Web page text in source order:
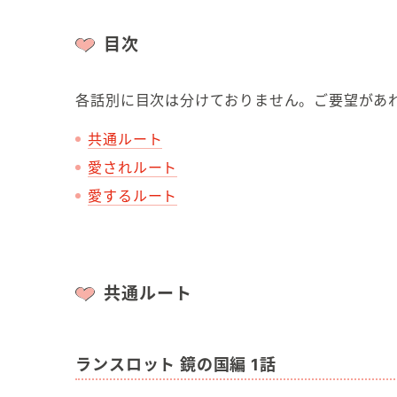
目次
各話別に目次は分けておりません。ご要望があ
共通ルート
愛されルート
愛するルート
共通ルート
ランスロット 鏡の国編 1話